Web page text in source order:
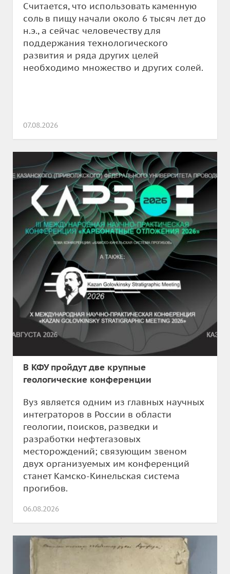
Считается, что использовать каменную
соль в пищу начали около 6 тысяч лет до
н.э., а сейчас человечеству для
поддержания технологического
развития и ряда других целей
необходимо множество и других солей.
07.08.2026
В КФУ пройдут две крупные
геологические конференции
Вуз является одним из главных научных
интеграторов в России в области
геологии, поисков, разведки и
разработки нефтегазовых
месторождений; связующим звеном
двух организуемых им конференций
станет Камско-Кинельская система
прогибов.
06.08.2026